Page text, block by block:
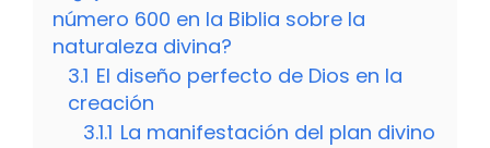
número 600 en la Biblia sobre la
naturaleza divina?
3.1 El diseño perfecto de Dios en la
creación
3.1.1 La manifestación del plan divino